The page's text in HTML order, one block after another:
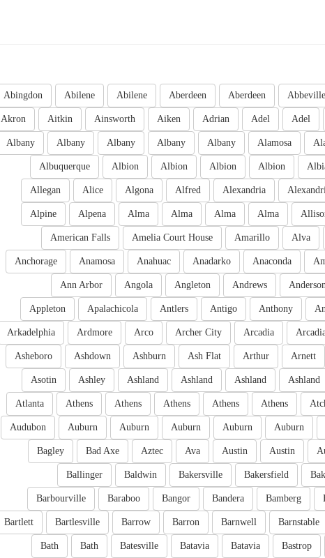
Abbeville
Aberdeen
Aberdeen
Abilene
Abilene
Abingdon
Adel
Adel
Adrian
Aiken
Ainsworth
Aitkin
Akron
Alamosa
Albany
Albany
Albany
Albany
Albany
Albion
Albion
Albion
Albion
Albuquerque
Alexandria
Alfred
Algona
Alice
Allegan
Alma
Alma
Alma
Alma
Alpena
Alpine
Alva
Amarillo
Amelia Court House
American Falls
Anaconda
Anadarko
Anahuac
Anamosa
Anchorage
Andrews
Angleton
Angola
Ann Arbor
Anthony
Antigo
Antlers
Apalachicola
Appleton
Arcadia
Archer City
Arco
Ardmore
Arkadelphia
Arnett
Arthur
Ash Flat
Ashburn
Ashdown
Asheboro
Ashland
Ashland
Ashland
Ashland
Ashley
Asotin
Athens
Athens
Athens
Athens
Athens
Atlanta
Auburn
Auburn
Auburn
Auburn
Auburn
Audubon
Austin
Austin
Ava
Aztec
Bad Axe
Bagley
Bakersfield
Bakersville
Baldwin
Ballinger
Bamberg
Bandera
Bangor
Baraboo
Barbourville
Barnstable
Barnwell
Barron
Barrow
Bartlesville
Bartlett
Bastrop
Batavia
Batavia
Batesville
Bath
Bath